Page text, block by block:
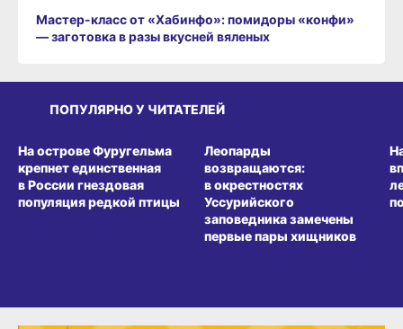
Мастер-класс от «Хабинфо»: помидоры «конфи»
— заготовка в разы вкусней вяленых
ПОПУЛЯРНО У ЧИТАТЕЛЕЙ
На острове Фуругельма
крепнет единственная
в России гнездовая
популяция редкой птицы
Леопарды
возвращаются:
в окрестностях
Уссурийского
заповедника замечены
первые пары хищников